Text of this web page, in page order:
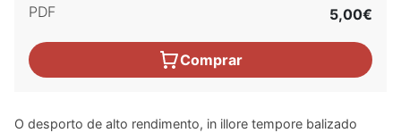
PDF 5,00€
Comprar
O desporto de alto rendimento, in illore tempore balizado